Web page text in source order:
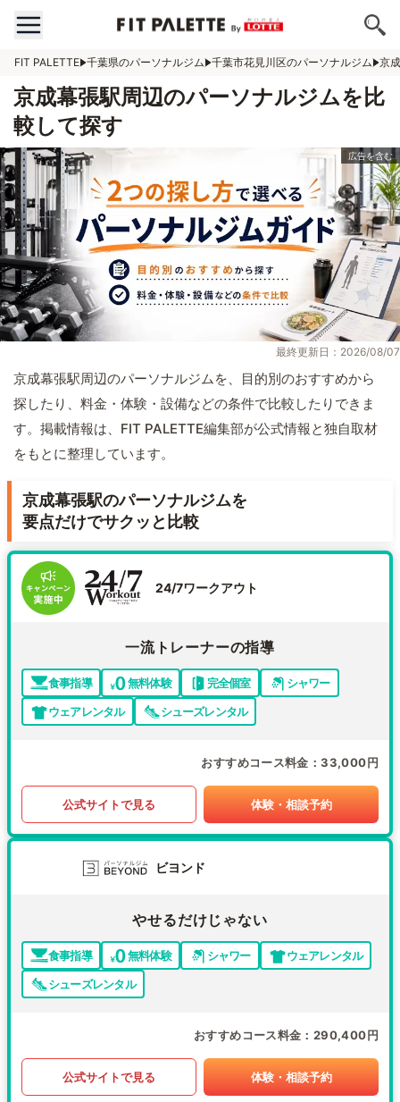
FIT PALETTE 千葉県のパーソナルジム 千葉市花見川区のパーソナルジム 京
京成幕張駅周辺のパーソナルジムを比
較して探す
最終更新日：2026/08/07
京成幕張駅周辺のパーソナルジムを、目的別のおすすめから
探したり、料金・体験・設備などの条件で比較したりできま
す。掲載情報は、FIT PALETTE編集部が公式情報と独自取材
をもとに整理しています。
京成幕張駅のパーソナルジムを
要点だけでサクッと比較
24/7ワークアウト
一流トレーナーの指導
食事指導 無料体験 完全個室
シャワー
ウェアレンタル
シューズレンタル
おすすめコース料金 33,000円
公式サイトで見る 体験・相談予約
ビヨンド
やせるだけじゃない
食事指導 無料体験 シャワー
ウェアレンタル
シューズレンタル
おすすめコース料金 290,400円
公式サイトで見る 体験・相談予約